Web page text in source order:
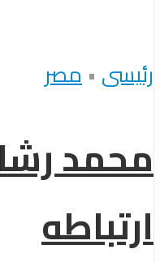
رئيسى •مصر
محمد
ارتباطه